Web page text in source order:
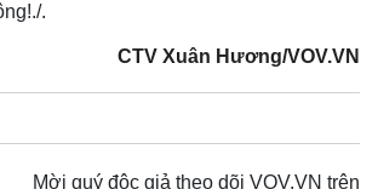
.
CTV Xuân Hương/VOV.VN
Mời quý độc giả theo dõi VOV.VN trên